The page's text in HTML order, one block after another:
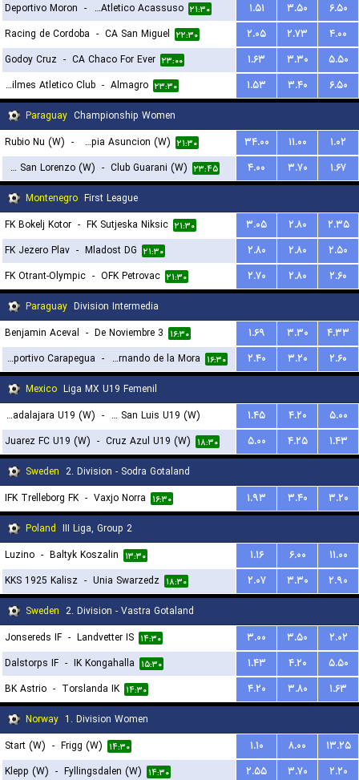
Deportivo Moron - Club Atletico Acassuso ۲۱:۳۰ ۱.۵۱ ۳.۵۰
۶.۵۰
Racing de Cordoba - CA San Miguel ۲۲:۳۰ ۲.۰۵ ۲.۷۳
۴.۰۰
Godoy Cruz - CA Chaco For Ever ۲۳:۰۰ ۱.۶۳ ۳.۳۰
۵.۵۰
Quilmes Atletico Club
- Almagro ۲۳:۳۰ ۱.۵۳ ۳.۴۰
۶.۵۰
Paraguay Championship Women
Rubio Nu (W) - Olimpia Asuncion (W) ۲۱:۳۰ ۳۴.۰۰ ۱۱.۰۰
۱.۰۲
Sportivo San Lorenzo (W)
- Club Guarani (W) ۲۳:۴۵ ۴.۰۰ ۳.۷۰
۱.۶۷
Montenegro First League
FK Bokelj Kotor - FK Sutjeska Niksic ۲۱:۳۰ ۳.۰۵ ۲.۸۰
۲.۳۵
FK Jezero Plav - Mladost DG ۲۱:۳۰ ۲.۸۰ ۲.۸۰
۲.۵۰
FK Otrant-Olympic - OFK Petrovac ۲۱:۳۰ ۲.۷۰ ۲.۸۰
۲.۶۰
Paraguay Division Intermedia
Benjamin Aceval - 3 De Noviembre ۱۶:۳۰ ۱.۶۹ ۳.۳۰
۴.۳۳
Club Sportivo Carapegua
- Fernando de la Mora ۱۶:۳۰ ۲.۴۰ ۳.۲۰
۲.۶۰
Mexico Liga MX U19 Femenil
Atlas Guadalajara U19 (W)
- Atletico San Luis U19 (W)
۱۸:۳۰
۱.۴۵ ۴.۲۰
۵.۰۰
Juarez FC U19 (W) - Cruz Azul U19 (W) ۱۸:۳۰ ۵.۰۰ ۴.۲۵
۱.۴۳
Sweden 2. Division - Sodra Gotaland
IFK Trelleborg FK - Vaxjo Norra ۱۶:۳۰ ۱.۹۳ ۳.۴۰
۳.۲۰
Poland III Liga, Group 2
Luzino - Baltyk Koszalin ۱۳:۳۰ ۱.۱۶ ۶.۰۰
۱۱.۰۰
KKS 1925 Kalisz - Unia Swarzedz ۱۸:۳۰ ۲.۰۷ ۳.۳۰
۲.۹۰
Sweden 2. Division - Vastra Gotaland
Jonsereds IF - Landvetter IS ۱۴:۳۰ ۳.۰۰ ۳.۵۰
۲.۰۲
Dalstorps IF - IK Kongahalla ۱۵:۳۰ ۱.۴۳ ۴.۲۰
۵.۵۰
BK Astrio - Torslanda IK ۱۴:۳۰ ۴.۲۰ ۳.۸۰
۱.۶۳
Norway 1. Division Women
Start (W) - Frigg (W) ۱۴:۳۰ ۱.۱۰ ۸.۰۰
۱۳.۲۵
Klepp (W) - Fyllingsdalen (W) ۱۴:۳۰ ۲.۵۵ ۳.۷۰
۲.۲۰